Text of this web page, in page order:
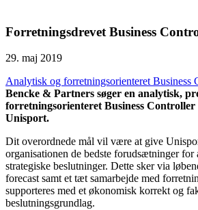
Forretningsdrevet Business
29. maj 2019
Analytisk og forretningsorienteret Business
Bencke & Partners søger en analytisk,
forretningsorienteret Business Controller
Unisport.
Dit overordnede mål vil være at give
organisationen de bedste forudsætninger
strategiske beslutninger. Dette sker via
forecast samt et tæt samarbejde med
supporteres med et økonomisk korrekt og
beslutningsgrundlag.